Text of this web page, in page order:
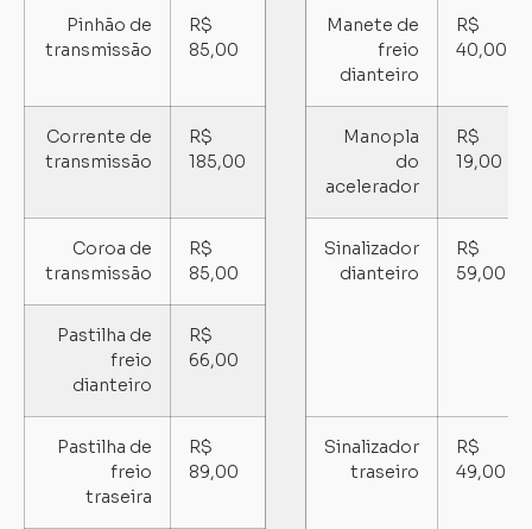
Pinhão de
transmissão
R$
85,00
Manete de
freio
dianteiro
R$
40,00
Corrente de
transmissão
R$
185,00
Manopla
do
acelerador
R$
19,00
Coroa de
transmissão
R$
85,00
Sinalizador
dianteiro
R$
59,00
Pastilha de
freio
dianteiro
R$
66,00
Pastilha de
freio
traseira
R$
89,00
Sinalizador
traseiro
R$
49,00